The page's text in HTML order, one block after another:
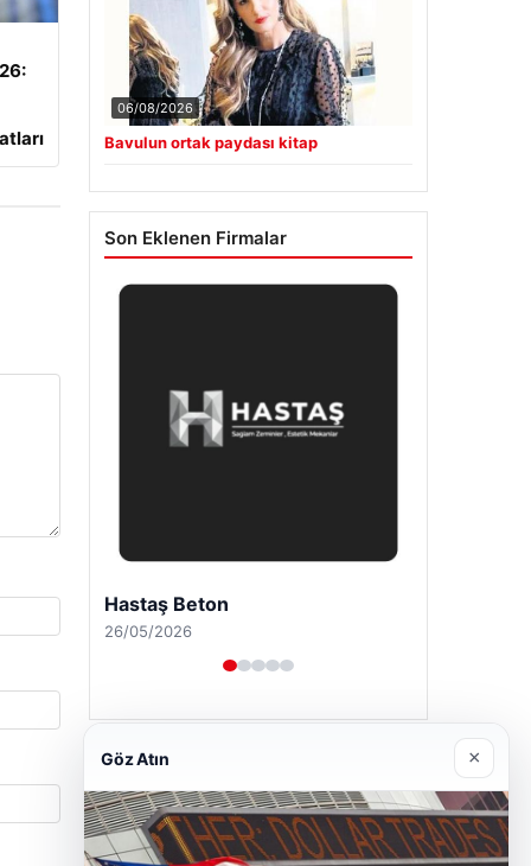
06/08/2026
Bavulun ortak paydası kitap
Son Eklenen Firmalar
Enes Kaplan Avukatlık Bürosu
28/04/2026
Göz Atın ×